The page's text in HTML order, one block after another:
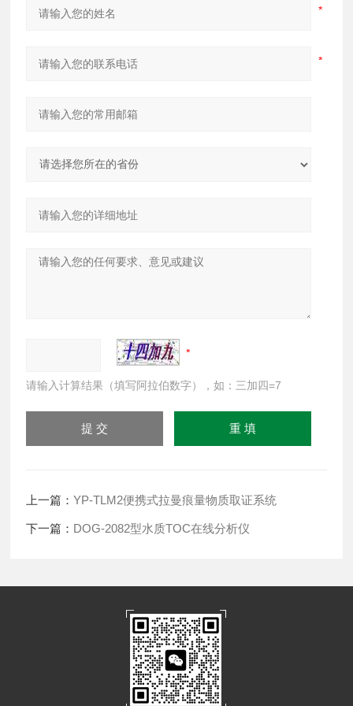
请输入计算结果（填写阿拉伯数字），如：三加四=7
上一篇：YP-TLM2便携式拉曼痕量物质取证系统
下一篇： DOG-2082型水质TOC在线分析仪